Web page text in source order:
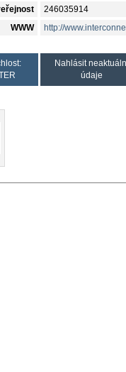
246035914
WWW http://
Nahlásit
údaje